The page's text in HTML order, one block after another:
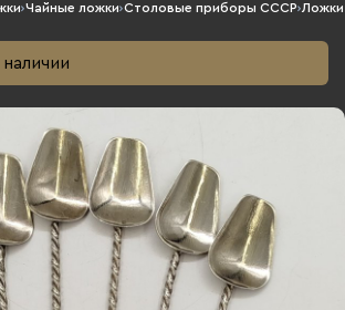
›Чайные ложки›Столовые приборы СССР›